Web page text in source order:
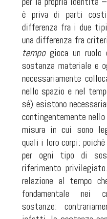
è priva di parti
differenza fra i due
una differenza fra
tempogioca un ruolo
sostanza materiale e
necessariamente
nello spazio e nel
sé) esistono
contingentemente
misura in cui sono
quali i loro corpi:
per ogni tipo di
riferimento
relazione al tempo
fondamentale nei
sostanze: